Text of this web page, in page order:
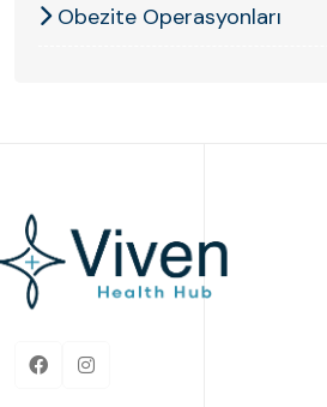
Obezite Operasyonları